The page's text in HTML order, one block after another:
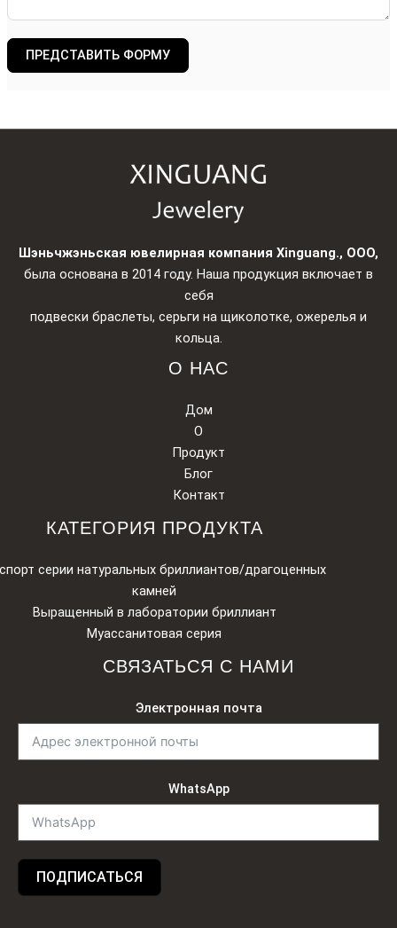
ПРЕДСТАВИТЬ ФОРМУ
Шэньчжэньская ювелирная компания Xinguang., ООО,
была основана в 2014 году. Наша продукция включает в
себя
подвески браслеты, серьги на щиколотке, ожерелья и
кольца.
О НАС
Дом
О
Продукт
Блог
Контакт
КАТЕГОРИЯ ПРОДУКТА
серии натуральных бриллиантов/драгоценных
камней
Выращенный в лаборатории бриллиант
Муассанитовая серия
СВЯЗАТЬСЯ С НАМИ
Электронная почта
WhatsApp
ПОДПИСАТЬСЯ